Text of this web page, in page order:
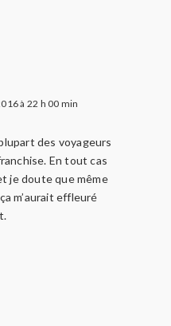
à 22 h 00 min
des voyageurs
En tout cas
je doute que même
m’aurait effleuré